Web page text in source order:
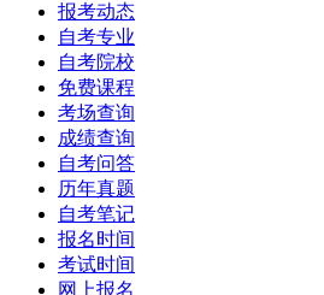
报考动态
自考专业
自考院校
免费课程
考场查询
成绩查询
自考问答
历年真题
自考笔记
报名时间
考试时间
网上报名